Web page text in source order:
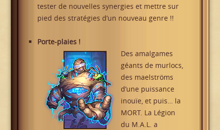
tester de nouvelles synergies et mettre sur
pied des stratégies d’un nouveau genre !!
Porte-plaies !
Des amalgames
géants de murlocs,
des maelströms
d’une puissance
inouïe, et puis… la
MORT. La Légion
du M.A.L. a